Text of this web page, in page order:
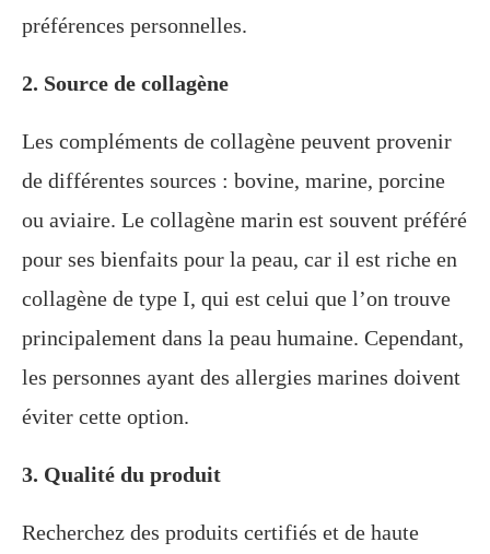
préférences personnelles.
2. Source de collagène
Les compléments de collagène peuvent provenir
de différentes sources : bovine, marine, porcine
ou aviaire. Le collagène marin est souvent préféré
pour ses bienfaits pour la peau, car il est riche en
collagène de type I, qui est celui que l’on trouve
principalement dans la peau humaine. Cependant,
les personnes ayant des allergies marines doivent
éviter cette option.
3. Qualité du produit
Recherchez des produits certifiés et de haute